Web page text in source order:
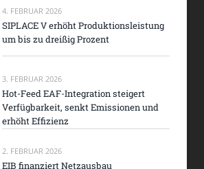
4. FEBRUAR 2026
SIPLACE V erhöht Produktionsleistung
um bis zu dreißig Prozent
3. FEBRUAR 2026
Hot-Feed EAF-Integration steigert
Verfügbarkeit, senkt Emissionen und
erhöht Effizienz
2. FEBRUAR 2026
EIB finanziert Netzausbau